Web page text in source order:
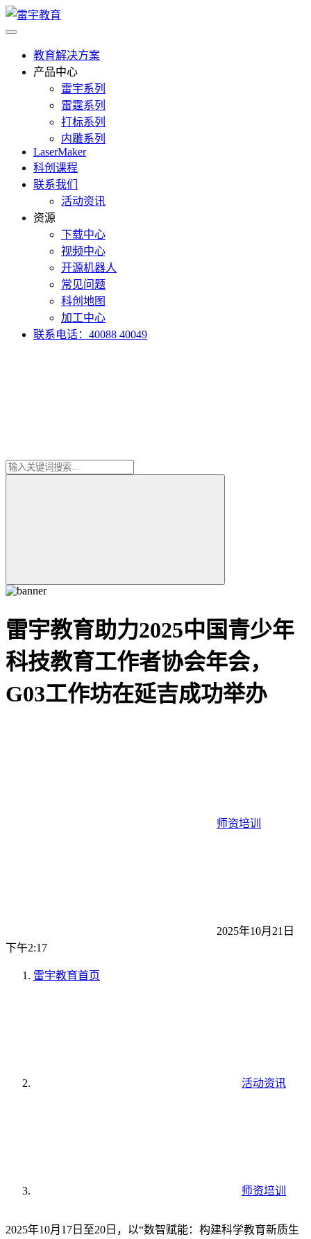
教育解决方案
产品中心
雷宇系列
雷霆系列
打标系列
内雕系列
LaserMaker
科创课程
联系我们
活动资讯
资源
下载中心
视频中心
开源机器人
常见问题
科创地图
加工中心
联系电话：40088 40049
雷宇教育助力2025中国青少年
科技教育工作者协会年会，
G03工作坊在延吉成功举办
师资培训
2025年10月21日
下午2:17
雷宇教育首页
活动资讯
师资培训
2025年10月17日至20日，以“数智赋能：构建科学教育新质生